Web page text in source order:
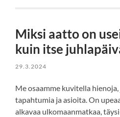
Miksi aatto on
kuin itse
29.3.2024
Me osaamme kuvitella
tapahtumia ja asioita. On
alkavaa ulkomaanmatkaa,